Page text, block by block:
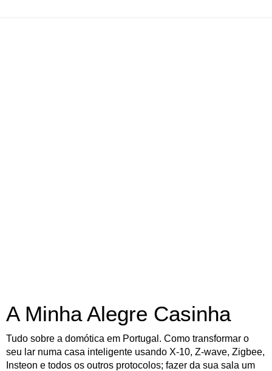
A Minha Alegre Casinha
Tudo sobre a domótica em Portugal. Como transformar o
seu lar numa casa inteligente usando X-10, Z-wave, Zigbee,
Insteon e todos os outros protocolos; fazer da sua sala um